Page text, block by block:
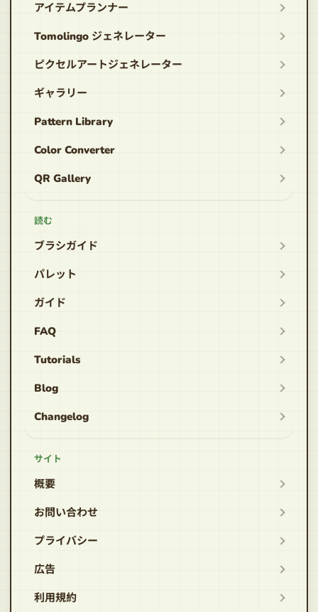
アイテムプランナー
Tomolingo ジェネレーター
ピクセルアートジェネレーター
ギャラリー
Pattern Library
Color Converter
QR Gallery
読む
ブラシガイド
パレット
ガイド
FAQ
Tutorials
Blog
Changelog
サイト
概要
お問い合わせ
プライバシー
広告
利用規約